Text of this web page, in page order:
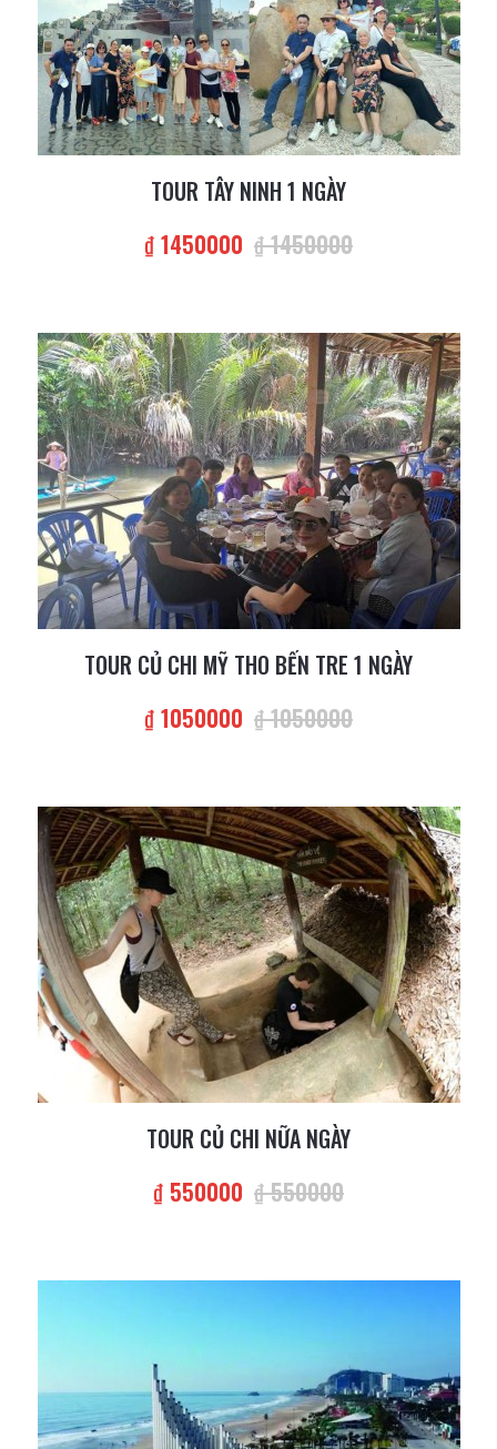
TOUR TÂY NINH 1 NGÀY
₫ 1450000 ₫ 1450000
TOUR CỦ CHI MỸ THO BẾN TRE 1 NGÀY
₫ 1050000 ₫ 1050000
TOUR CỦ CHI NỮA NGÀY
₫ 550000 ₫ 550000